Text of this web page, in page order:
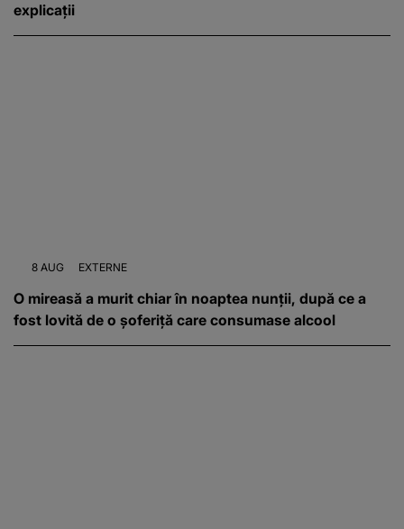
explicații
8 AUG EXTERNE
O mireasă a murit chiar în noaptea nunții, după ce a
fost lovită de o șoferiță care consumase alcool